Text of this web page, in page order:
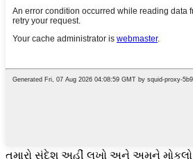
તમારો સંદેશ અહીં લખો અને અમને મોકલો